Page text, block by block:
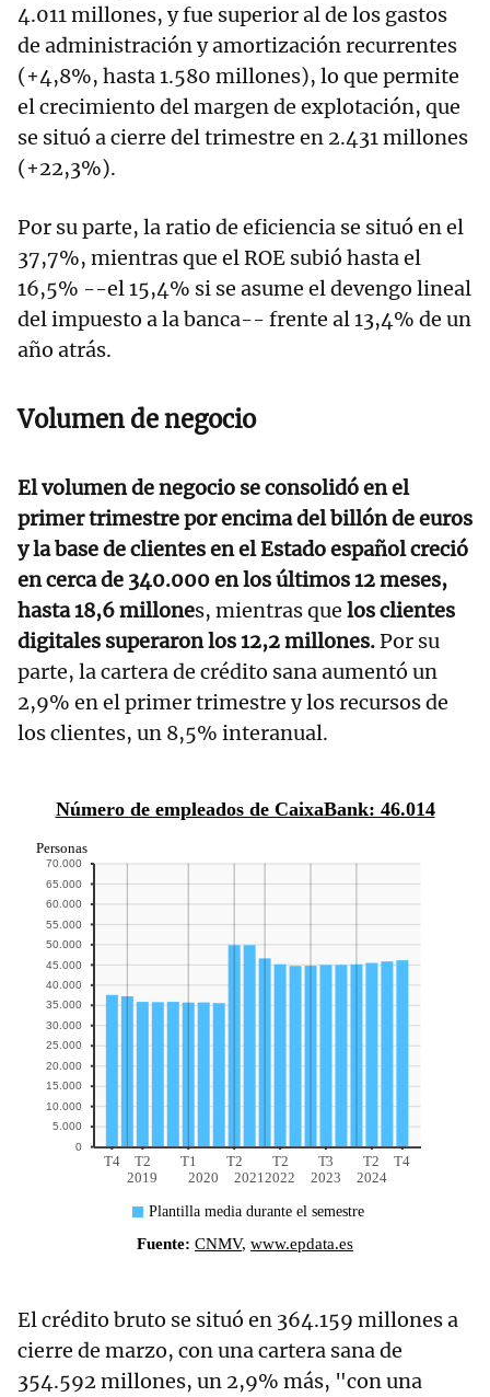
4.011 millones, y fue superior al de los gastos
de administración y amortización recurrentes
(+4,8%, hasta 1.580 millones), lo que permite
el crecimiento del margen de explotación, que
se situó a cierre del trimestre en 2.431 millones
(+22,3%).
Por su parte, la ratio de eficiencia se situó en el
37,7%, mientras que el ROE subió hasta el
16,5% --el 15,4% si se asume el devengo lineal
del impuesto a la banca-- frente al 13,4% de un
año atrás.
Volumen de negocio
El volumen de negocio se consolidó en el
primer trimestre por encima del billón de euros
y la base de clientes en el Estado español creció
en cerca de 340.000 en los últimos 12 meses,
hasta 18,6 millones, mientras que los clientes
digitales superaron los 12,2 millones.Por su
parte, la cartera de crédito sana aumentó un
2,9% en el primer trimestre y los recursos de
los clientes, un 8,5% interanual.
El crédito bruto se situó en 364.159 millones a
cierre de marzo, con una cartera sana de
354.592 millones, un 2,9% más, "con una